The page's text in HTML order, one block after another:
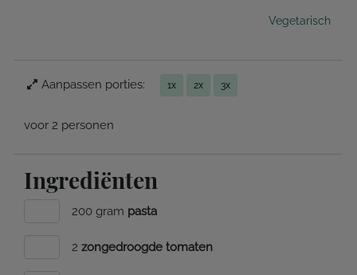
Vegetarisch
Aanpassen porties: 1x 2x 3x
voor 2 personen
Ingrediënten
200 gram pasta
2 zongedroogde tomaten